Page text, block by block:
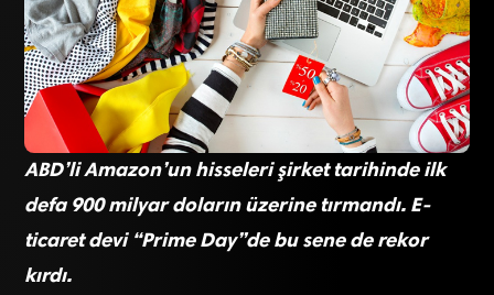
ABD’li Amazon’un hisseleri şirket tarihinde ilk
defa 900 milyar doların üzerine tırmandı. E-
ticaret devi “Prime Day”de bu sene de rekor
kırdı.